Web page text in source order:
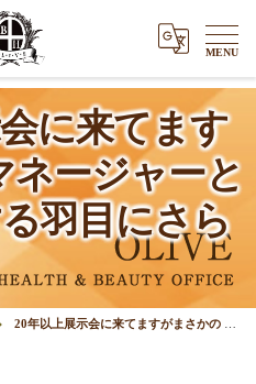
に来てます
ネージャーと
羽目にさら
20年以上展示会に来てますがまさかの マネージャーと記念撮影をする羽目にさらに、名刺...